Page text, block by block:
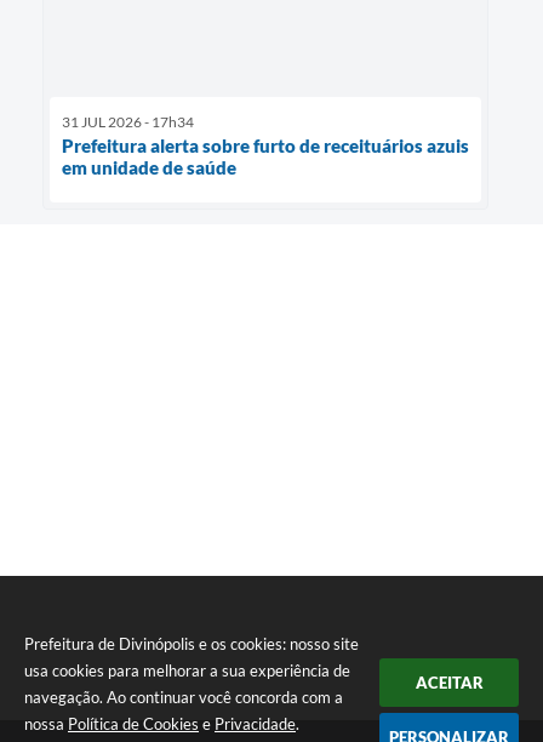
Prefeitura de Divinópolis e os cookies: nosso site
usa cookies para melhorar a sua experiência de
navegação. Ao continuar você concorda com a
nossa Política de Cookies e Privacidade.
ACEITAR
PERSONALIZAR
31 JUL 2026 - 17h34
Prefeitura alerta sobre furto de receituários azuis
em unidade de saúde